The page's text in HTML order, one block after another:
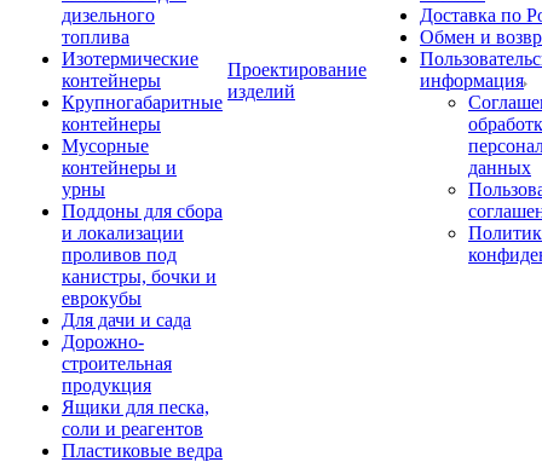
дизельного
топлива
Изотермические
контейнеры
Крупногабаритные
контейнеры
Мусорные
контейнеры и
урны
Поддоны для сбора
и локализации
проливов под
канистры, бочки и
еврокубы
Для дачи и сада
Дорожно-
строительная
продукция
Ящики для песка,
соли и реагентов
Пластиковые ведра
Проектирование
изделий
Доставка по
Обмен и
информация
данных